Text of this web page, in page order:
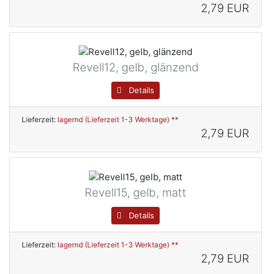
2,79 EUR
Revell12, gelb, glänzend
Details
Lieferzeit: lagernd (Lieferzeit 1-3 Werktage) **
2,79 EUR
Revell15, gelb, matt
Details
Lieferzeit: lagernd (Lieferzeit 1-3 Werktage) **
2,79 EUR